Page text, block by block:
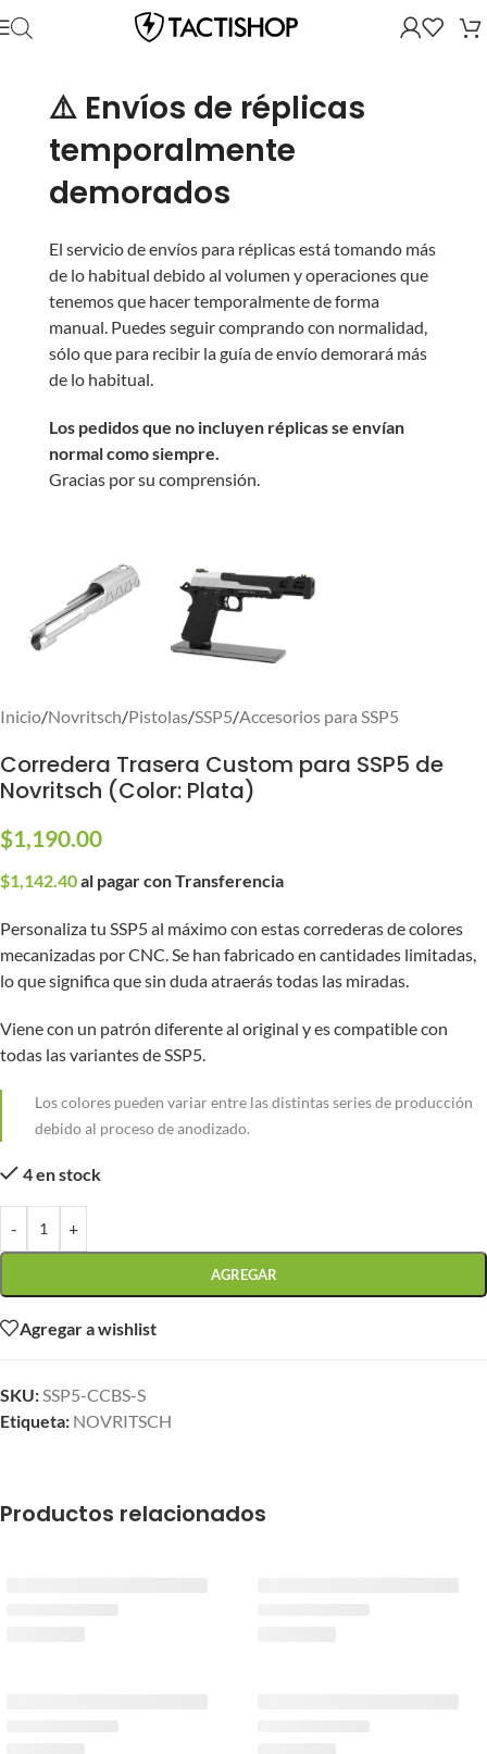
⚠️ Envíos de réplicas
temporalmente
demorados
El servicio de envíos para réplicas está tomando más
de lo habitual debido al volumen y operaciones que
tenemos que hacer temporalmente de forma
manual. Puedes seguir comprando con normalidad,
sólo que para recibir la guía de envío demorará más
de lo habitual.
Los pedidos que no incluyen réplicas se envían
normal como siempre.
Gracias por su comprensión.
Inicio/Novritsch/Pistolas/SSP5/Accesorios para SSP5
Corredera Trasera Custom para SSP5 de
Novritsch (Color: Plata)
$1,190.00
$1,142.40al pagar con Transferencia
Personaliza tu SSP5 al máximo con estas correderas de colores
mecanizadas por CNC. Se han fabricado en cantidades limitadas,
lo que significa que sin duda atraerás todas las miradas.
Viene con un patrón diferente al original y es compatible con
todas las variantes de SSP5.
Los colores pueden variar entre las distintas series de producción
debido al proceso de anodizado.
4 en stock
- +
AGREGAR
Agregar a wishlist
SKU:SSP5-CCBS-S
Etiqueta: NOVRITSCH
Productos relacionados